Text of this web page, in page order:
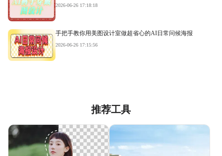
2026-06-26 17:18:18
手把手教你用美图设计室做超省心的AI日常问候海报
2026-06-26 17:15:56
推荐工具